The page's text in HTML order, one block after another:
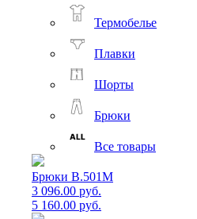
Термобелье
Плавки
Шорты
Брюки
Все товары
Брюки B.501M
3 096.00 руб.
5 160.00 руб.